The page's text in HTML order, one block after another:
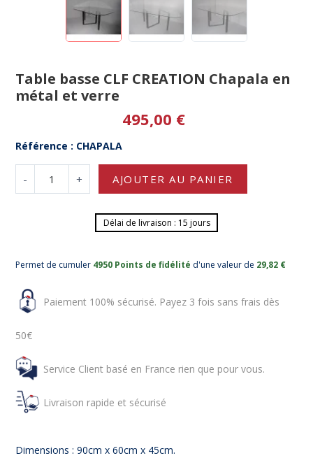
Table basse CLF CREATION Chapala en
métal et verre
495,00 €
Référence : CHAPALA
- + AJOUTER AU PANIER
Délai de livraison : 15 jours
Permet de cumuler 4950 Points de fidélité d'une valeur de 29,82 €
Paiement 100% sécurisé. Payez 3 fois sans frais dès
50€
Service Client basé en France rien que pour vous.
Livraison rapide et sécurisé
Dimensions : 90cm x 60cm x 45cm.